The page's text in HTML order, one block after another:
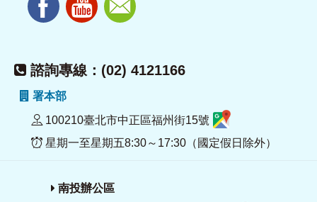
諮詢專線：(02) 4121166
署本部
100210臺北市中正區福州街15號
星期一至星期五8:30～17:30（國定假日除外）
南投辦公區